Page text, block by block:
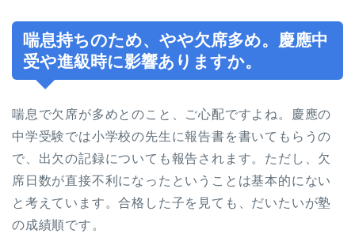
喘息持ちのため、やや欠席多め。慶應中
受や進級時に影響ありますか。
喘息で欠席が多めとのこと、ご心配ですよね。慶應の
中学受験では小学校の先生に報告書を書いてもらうの
で、出欠の記録についても報告されます。ただし、欠
席日数が直接不利になったということは基本的にない
と考えています。合格した子を見ても、だいたいが塾
の成績順です。